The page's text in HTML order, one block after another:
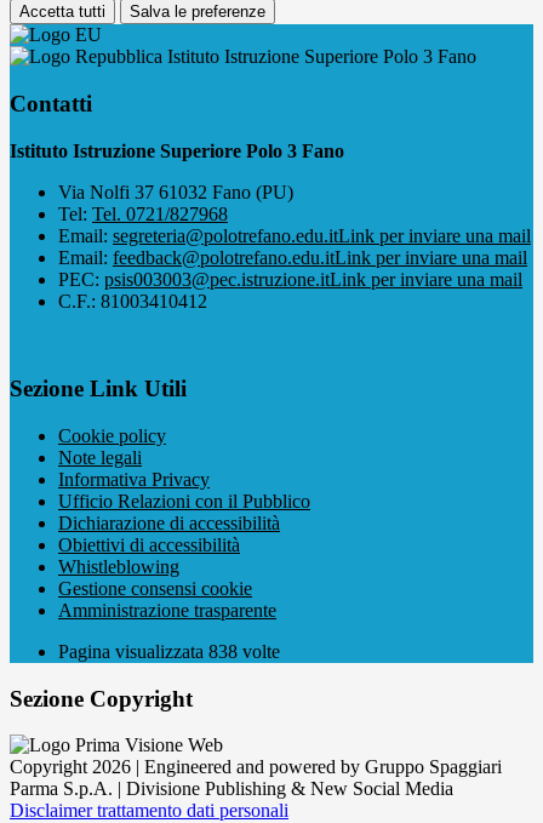
Accetta tutti Salva le preferenze
Istituto Istruzione Superiore Polo 3 Fano
Contatti
Istituto Istruzione Superiore Polo 3 Fano
Via Nolfi 37 61032 Fano (PU)
Tel: Tel. 0721/827968
Email: segreteria@polotrefano.e​du.itLink per inviare una mail
Email: feedback@polotrefano.edu.itLink per inviare una mail
PEC: psis003003@pec.istruzione.itLink per inviare una mail
C.F.: 81003410412
Sezione Link Utili
Cookie policy
Note legali
Informativa Privacy
Ufficio Relazioni con il Pubblico
Dichiarazione di accessibilità
Obiettivi di accessibilità
Whistleblowing
Gestione consensi cookie
Amministrazione trasparente
Pagina visualizzata 838 volte
Sezione Copyright
Copyright 2026 | Engineered and powered by Gruppo Spaggiari
Parma S.p.A. | Divisione Publishing & New Social Media
Disclaimer trattamento dati personali